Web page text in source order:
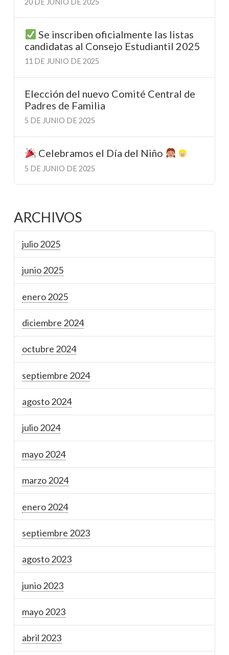
20 DE JUNIO DE 2025
Se inscriben oficialmente las listas
candidatas al Consejo Estudiantil 2025
11 DE JUNIO DE 2025
Elección del nuevo Comité Central de
Padres de Familia
5 DE JUNIO DE 2025
Celebramos el Día del Niño
5 DE JUNIO DE 2025
ARCHIVOS
julio 2025
junio 2025
enero 2025
diciembre 2024
octubre 2024
septiembre 2024
agosto 2024
julio 2024
mayo 2024
marzo 2024
enero 2024
septiembre 2023
agosto 2023
junio 2023
mayo 2023
abril 2023